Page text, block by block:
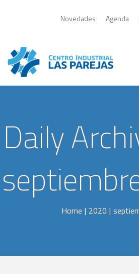
Novedades Agenda
Daily
Home | 2020 |